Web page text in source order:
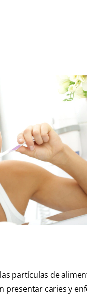
partículas de
presentar caries y